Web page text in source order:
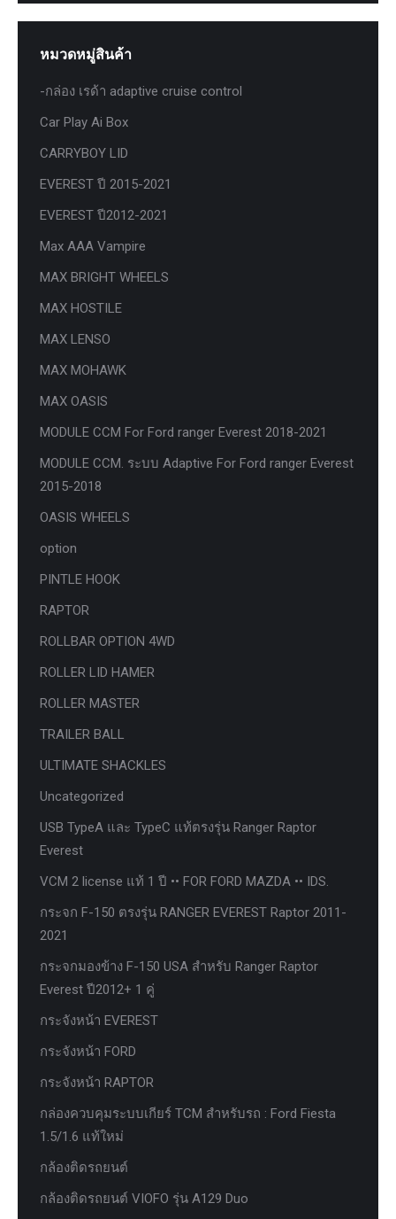
หมวดหมู่สินค้า
-กล่อง เรด้า adaptive cruise control
Car Play Ai Box
CARRYBOY LID
EVEREST ปี 2015-2021
EVEREST ปี2012-2021
Max AAA Vampire
MAX BRIGHT WHEELS
MAX HOSTILE
MAX LENSO
MAX MOHAWK
MAX OASIS
MODULE CCM For Ford ranger Everest 2018-2021
MODULE CCM. ระบบ Adaptive For Ford ranger Everest
2015-2018
OASIS WHEELS
option
PINTLE HOOK
RAPTOR
ROLLBAR OPTION 4WD
ROLLER LID HAMER
ROLLER MASTER
TRAILER BALL
ULTIMATE SHACKLES
Uncategorized
USB TypeA และ TypeC แท้ตรงรุ่น Ranger Raptor
Everest
VCM 2 license แท้ 1 ปี •• FOR FORD MAZDA •• IDS.
กระจก F-150 ตรงรุ่น RANGER EVEREST Raptor 2011-
2021
กระจกมองข้าง F-150 USA สำหรับ Ranger Raptor
Everest ปี2012+ 1 คู่
กระจังหน้า EVEREST
กระจังหน้า FORD
กระจังหน้า RAPTOR
กล่องควบคุมระบบเกียร์ TCM สำหรับรถ : Ford Fiesta
1.5/1.6 แท้ใหม่
กล้องติดรถยนต์
กล้องติดรถยนต์ VIOFO รุ่น A129 Duo